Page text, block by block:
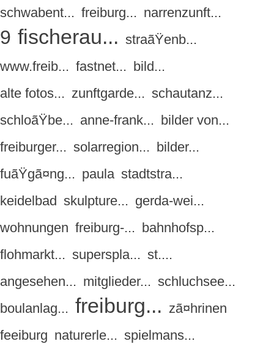
schwabent... freiburg... narrenzunft...
9 fischerau... straãŸenb...
www.freib... fastnet... bild...
alte fotos... zunftgarde... schautanz...
schloãŸbe... anne-frank... bilder von...
freiburger... solarregion... bilder...
fuãŸgã¤ng... paula stadtstra...
keidelbad skulpture... gerda-wei...
wohnungen freiburg-... bahnhofsp...
flohmarkt... superspla... st....
angesehen... mitglieder... schluchsee...
boulanlag... freiburg... zã¤hrinen
feeiburg naturerle... spielmans...